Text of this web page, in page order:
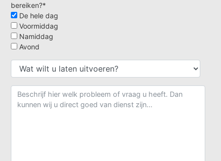
bereiken?*
De hele dag
Voormiddag
Namiddag
Avond